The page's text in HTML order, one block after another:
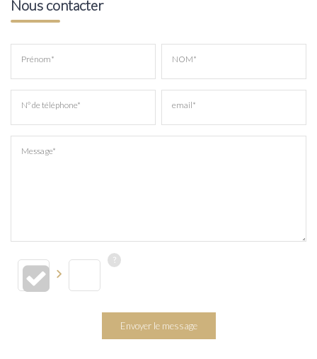
Nous contacter
Prénom* NOM*
N° de téléphone* email*
Message*
Envoyer le message